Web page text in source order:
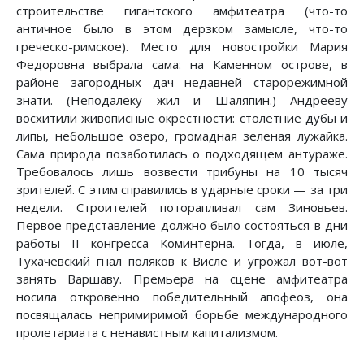
строительстве гигантского амфитеатра (что-то
античное было в этом дерзком замысле, что-то
греческо-римское). Место для новостройки Мария
Федоровна выбрала сама: на Каменном острове, в
районе загородных дач недавней старорежимной
знати. (Неподалеку жил и Шаляпин.) Андрееву
восхитили живописные окрестности: столетние дубы и
липы, небольшое озеро, громадная зеленая лужайка.
Сама природа позаботилась о подходящем антураже.
Требовалось лишь возвести трибуны на 10 тысяч
зрителей. С этим справились в ударные сроки — за три
недели. Строителей поторапливал сам Зиновьев.
Первое представление должно было состояться в дни
работы II конгресса Коминтерна. Тогда, в июле,
Тухачевский гнал поляков к Висле и угрожал вот-вот
занять Варшаву. Премьера на сцене амфитеатра
носила откровенно победительный апофеоз, она
посвящалась непримиримой борьбе международного
пролетариата с ненавистным капитализмом.